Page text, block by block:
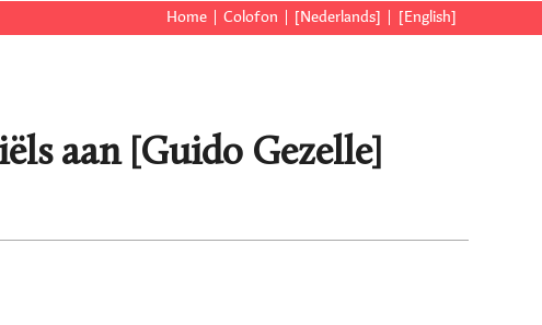
Home Colofon [Nederlands] [English]
aan [Guido Gezelle]